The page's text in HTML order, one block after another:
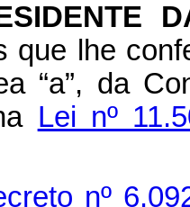
que lhe
“a”, da
Lei nº
nº